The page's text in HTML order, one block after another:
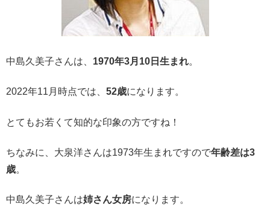
中島久美子さんは、 1970年3月10日生まれ。
2022年11月時点では、 52歳になります。
とてもお若くて知的な印象の方ですね！
ちなみに、大泉洋さんは1973年生まれですので年齢差は3
歳。
中島久美子さんは姉さん女房になります。